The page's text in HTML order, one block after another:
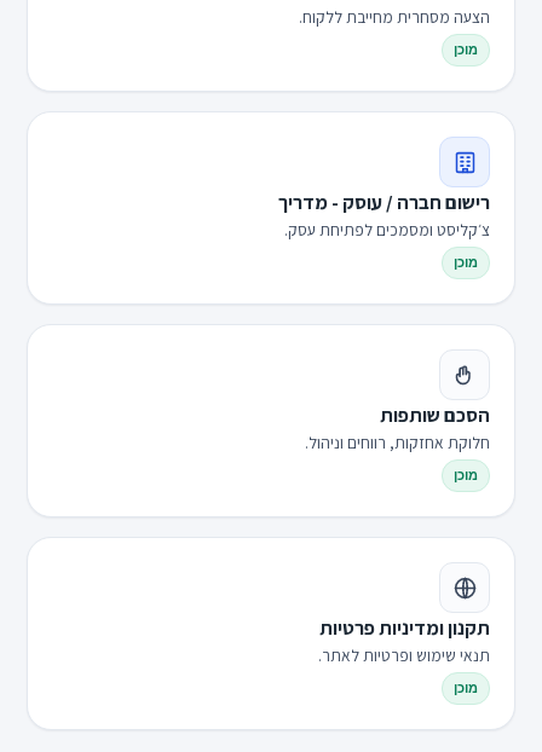
הצעה מסחרית מחייבת ללקוח.
מוכן
רישום חברה / עוסק - מדריך
צ׳קליסט ומסמכים לפתיחת עסק.
מוכן
הסכם שותפות
חלוקת אחזקות, רווחים וניהול.
מוכן
תקנון ומדיניות פרטיות
תנאי שימוש ופרטיות לאתר.
מוכן